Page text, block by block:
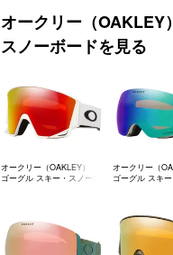
オークリー（OAKLEY
スノーボードを見る
オークリー（OAKLEY）
ゴーグル スキー・スノーボ
オークリー（
ゴーグル スキー